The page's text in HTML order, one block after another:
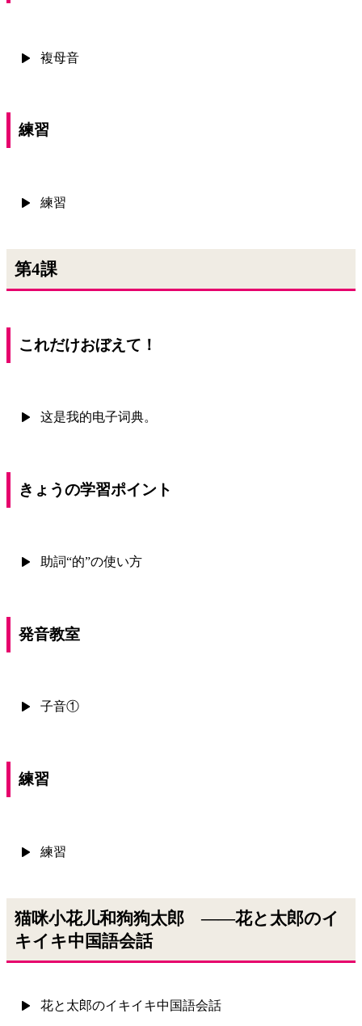
複母音
練習
練習
第4課
これだけおぼえて！
这是我的电子词典。
きょうの学習ポイント
助詞“的”の使い方
発音教室
子音①
練習
練習
猫咪小花儿和狗狗太郎 ――花と太郎のイ
キイキ中国語会話
花と太郎のイキイキ中国語会話